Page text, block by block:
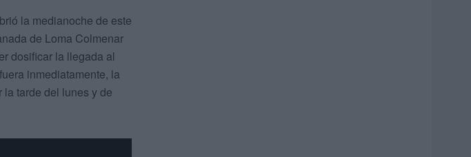
la medianoche de este
de Loma Colmenar
dosificar la llegada al
inmediatamente, la
tarde del lunes y de